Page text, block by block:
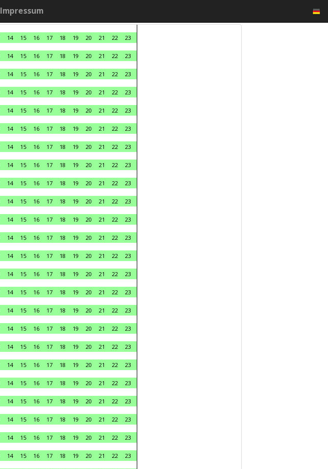
Impressum
14 15 16 17 18 19 20 21 22
23
14 15 16 17 18 19 20 21 22
23
14 15 16 17 18 19 20 21 22
23
14 15 16 17 18 19 20 21 22
23
14 15 16 17 18 19 20 21 22
23
14 15 16 17 18 19 20 21 22
23
14 15 16 17 18 19 20 21 22
23
14 15 16 17 18 19 20 21 22
23
14 15 16 17 18 19 20 21 22
23
14 15 16 17 18 19 20 21 22
23
14 15 16 17 18 19 20 21 22
23
14 15 16 17 18 19 20 21 22
23
14 15 16 17 18 19 20 21 22
23
14 15 16 17 18 19 20 21 22
23
14 15 16 17 18 19 20 21 22
23
14 15 16 17 18 19 20 21 22
23
14 15 16 17 18 19 20 21 22
23
14 15 16 17 18 19 20 21 22
23
14 15 16 17 18 19 20 21 22
23
14 15 16 17 18 19 20 21 22
23
14 15 16 17 18 19 20 21 22
23
14 15 16 17 18 19 20 21 22
23
14 15 16 17 18 19 20 21 22
23
14 15 16 17 18 19 20 21 22
23